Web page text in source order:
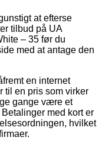
at efterse
tilbud på UA
– 35 før du
med at antage den
en internet
til en pris som virker
gange være et
med kort er
hvilket